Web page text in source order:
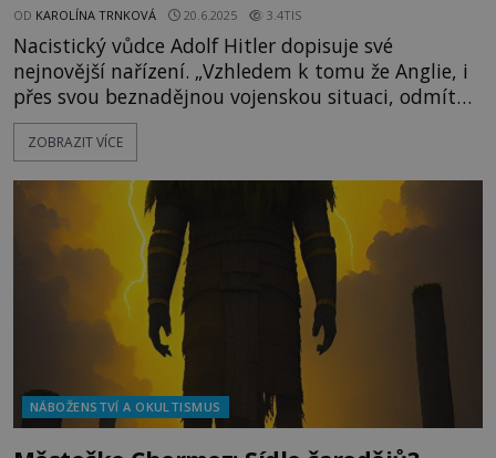
OD KAROLÍNA TRNKOVÁ 20.6.2025 3.4TIS
Nacistický vůdce Adolf Hitler dopisuje své
nejnovější nařízení. „Vzhledem k tomu že Anglie, i
přes svou beznadějnou vojenskou situaci, odmítá
přistoupit k jednáním, rozhodl jsem se připravit
vyloďovací operaci proti ní,“ píše. V létě roku 1940
ZOBRAZIT VÍCE
NÁBOŽENSTVÍ A OKULTISMUS